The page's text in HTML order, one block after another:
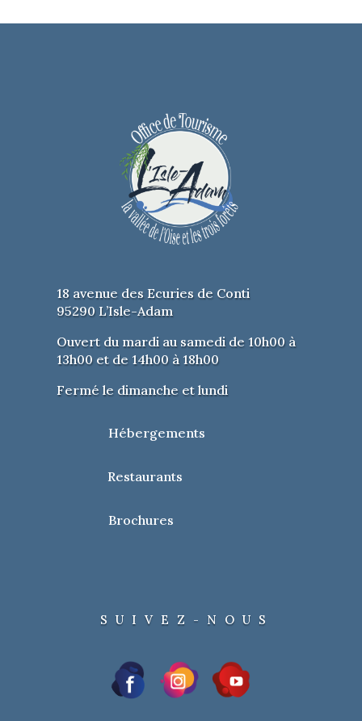
18 avenue des Ecuries de Conti
95290 L’Isle-Adam
Ouvert du mardi au samedi de 10h00 à
13h00 et de 14h00 à 18h00
Fermé le dimanche et lundi
Hébergements
Restaurants
Brochures
SUIVEZ-NOUS